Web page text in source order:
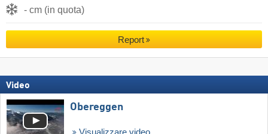
- cm (in quota)
Report
Video
Obereggen